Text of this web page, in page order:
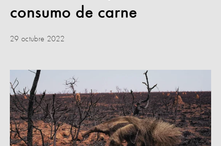
consumo de carne
29 octubre 2022